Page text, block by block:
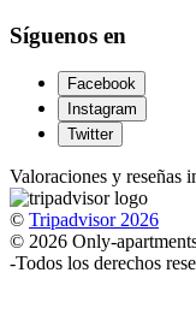
Síguenos en
Facebook
Instagram
Twitter
Valoraciones y reseñas
© Tripadvisor 2026
© 2026 Only-
-Todos los derechos